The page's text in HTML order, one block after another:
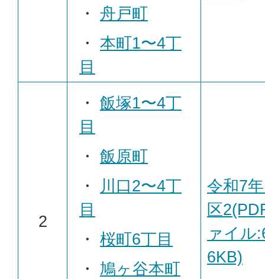
・ 舟戸町
・ 本町1〜4丁
目
2
・ 飯塚1〜4丁
目
・ 飯原町
・
川口2〜4丁
目
・ 桜町6丁目
・ 鳩ヶ谷本町
令和7
区
ァイル
6KB)